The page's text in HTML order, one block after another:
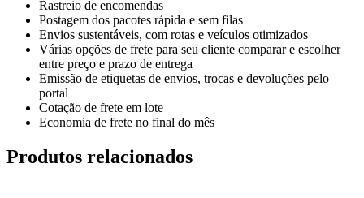
Rastreio de encomendas
Postagem dos pacotes rápida e sem filas
Envios sustentáveis, com rotas e veículos otimizados
Várias opções de frete para seu cliente comparar e escolher
entre preço e prazo de entrega
Emissão de etiquetas de envios, trocas e devoluções pelo
portal
Cotação de frete em lote
Economia de frete no final do mês
Produtos relacionados